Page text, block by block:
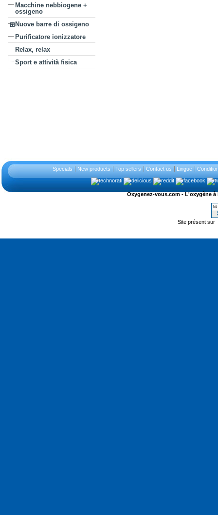
Macchine nebbiogene +
ossigeno
Nuove barre di ossigeno
Purificatore ionizzatore
Relax, relax
Sport e attività fisica
Specials New products Top sellers Contact us Lingue
Oxygenez-vous.com - L'oxygène
Site présent sur